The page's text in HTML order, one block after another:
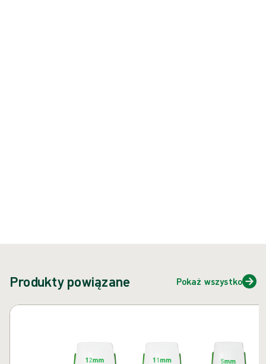
Produkty powiązane Pokaż wszystko